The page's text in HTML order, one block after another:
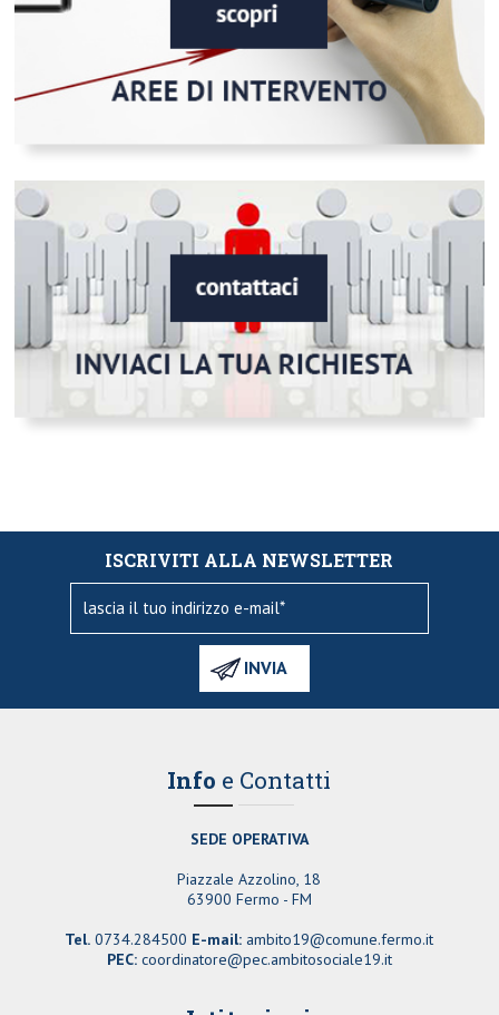
ISCRIVITI ALLA NEWSLETTER
Info e Contatti
SEDE OPERATIVA
Piazzale Azzolino, 18
63900 Fermo - FM
Tel. 0734.284500 E-mail: ambito19@comune.fermo.it
PEC: coordinatore@pec.ambitosociale19.it